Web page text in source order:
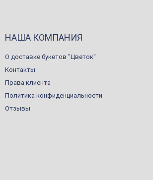
НАША КОМПАНИЯ
О доставке букетов "Цветок"
Контакты
Права клиента
Политика конфиденциальности
Отзывы